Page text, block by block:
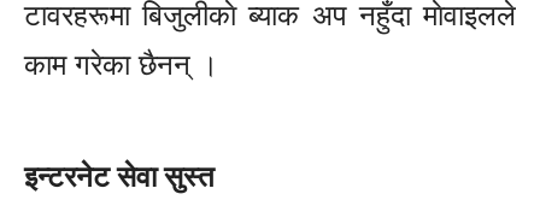
टावरहरूमा बिजुलीकाे ब्याक अप नहुँदा माेवाइलले
काम गरेका छैनन् ।
इन्टरनेट सेवा सुस्त